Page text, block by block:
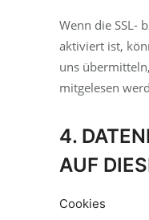
Wenn die SSL-
aktiviert ist,
uns
mitgelesen
4.
AUF
Cookies